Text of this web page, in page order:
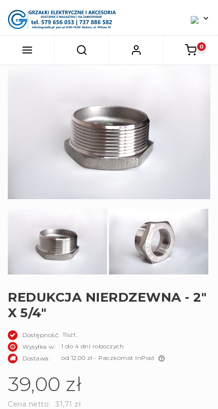
REDUKCJA NIERDZEWNA - 2"
X 5/4"
Dostępność: 11szt.
Wysyłka w:
1 do 4 dni roboczych
Dostawa:
od 12,00 zł - Paczkomat InPost
39,00 zł
Cena netto: 31,71 zł